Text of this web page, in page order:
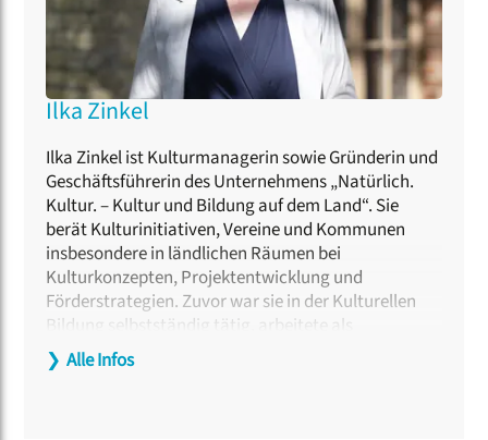
Ilka Zinkel
Ilka Zinkel ist Kulturmanagerin sowie Gründerin und
Geschäftsführerin des Unternehmens „Natürlich.
Kultur. – Kultur und Bildung auf dem Land“. Sie
berät Kulturinitiativen, Vereine und Kommunen
insbesondere in ländlichen Räumen bei
Kulturkonzepten, Projektentwicklung und
Förderstrategien. Zuvor war sie in der Kulturellen
Bildung selbstständig tätig, arbeitete als
Projektleiterin und als Geschäftsführerin eines
Kulturverbandes. Ihre Schwerpunkte liegen in der
❯ Alle Infos